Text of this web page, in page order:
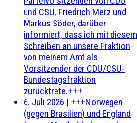
und CSU, Friedrich Merz und
Markus Söder, darüber
informiert, dass ich mit diesem
Schreiben an unsere Fraktion
von meinem Amt als
Vorsitzender der CDU/CSU-
Bundestagsfraktion
zurücktrete.+++
6. Juli 2026 | +++Norwegen
(gegen Brasilien) und England